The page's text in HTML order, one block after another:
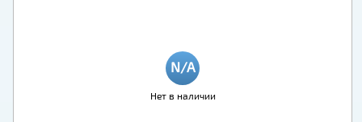
Нет в наличии